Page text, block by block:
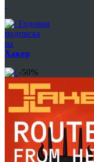
Годовая
подписка
на
Хакер
-50%